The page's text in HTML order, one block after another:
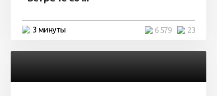
3 минуты 23
6 579